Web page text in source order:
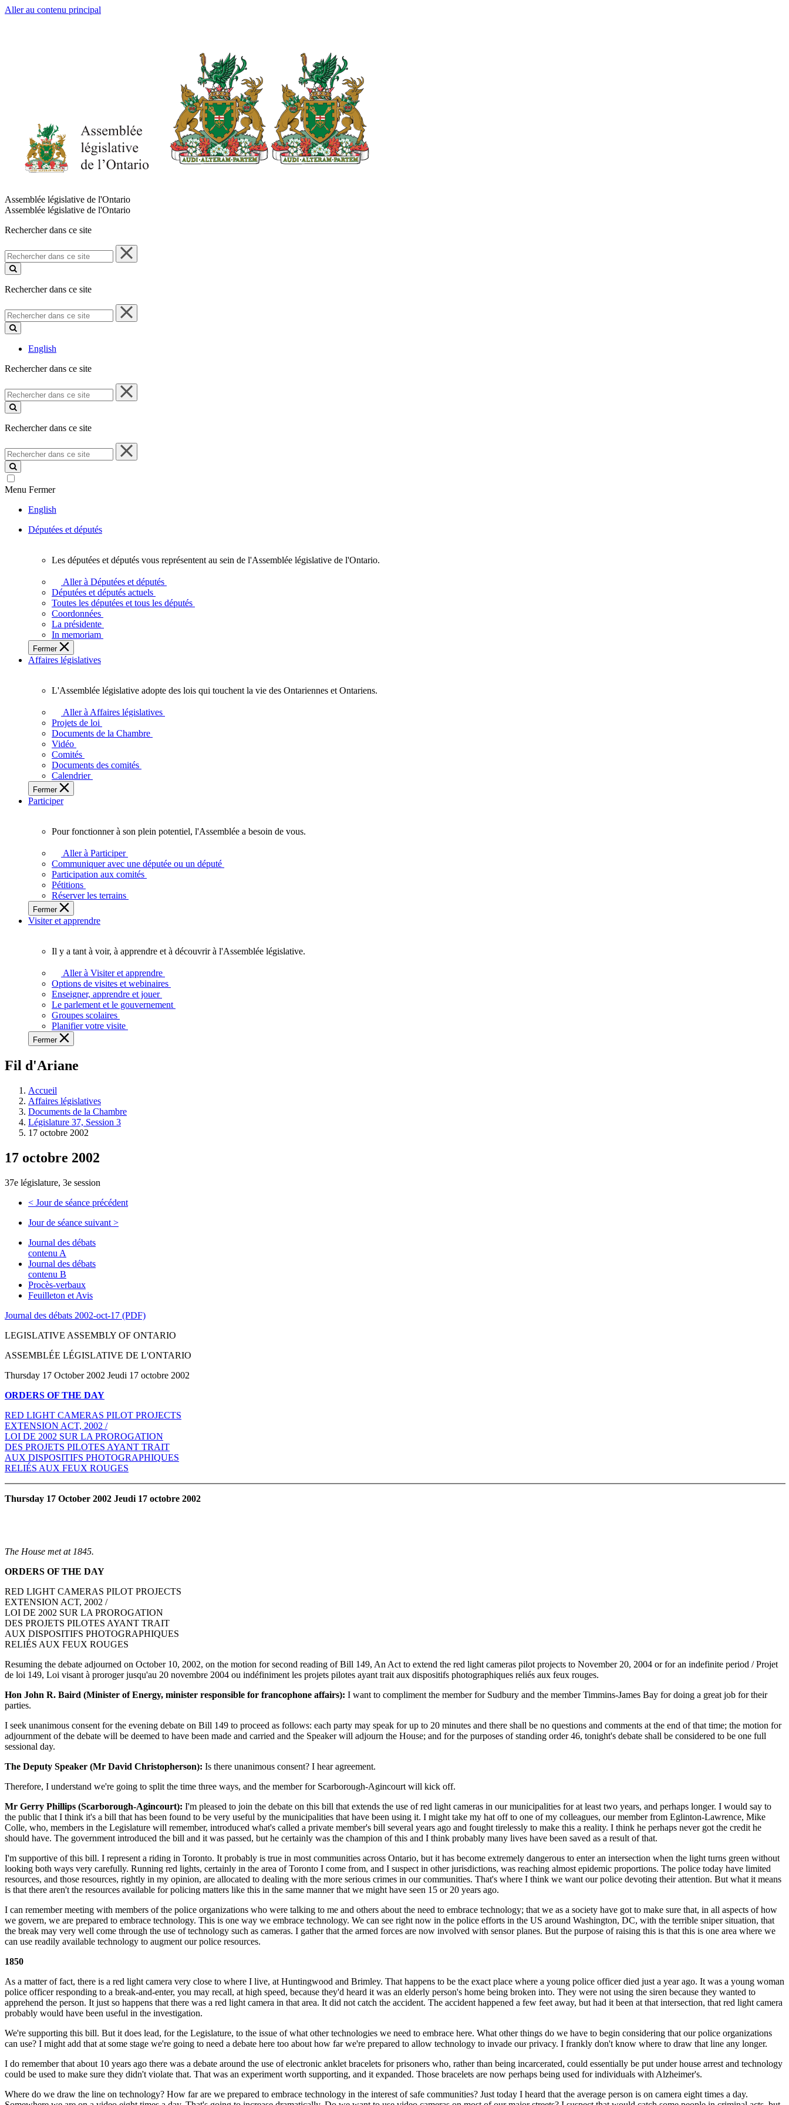
Aller au contenu principal
Assemblée législative de l'Ontario
Assemblée législative de l'Ontario
Rechercher dans ce site
Rechercher
dans
ce
Rechercher dans ce site
Rechercher
dans
ce
English
Rechercher dans ce site
Rechercher
dans
ce
Rechercher dans ce site
Rechercher
dans
ce
site
Menu Fermer
English
Députées et députés
députées
députés
vous
représentent
sein
de
l'Assemblée
l'Ontario.
Les députées et députés vous représentent au sein de l'Assemblée législative de l'Ontario.
Aller à Députées et députés
Députées et députés actuels
Toutes les députées et tous les députés
Coordonnées
La présidente
In memoriam
Fermer
Affaires législatives
législative
adopte
touchent
vie
des
Ontariennes
Ontariens.
L'Assemblée législative adopte des lois qui touchent la vie des Ontariennes et Ontariens.
Aller à Affaires législatives
Projets de loi
Documents de la Chambre
Vidéo
Comités
Documents des comités
Calendrier
Fermer
Participer
fonctionner
plein
potentiel,
l'Assemblée
a
besoin
Pour fonctionner à son plein potentiel, l'Assemblée a besoin de vous.
Aller à Participer
Communiquer avec une députée ou un député
Participation aux comités
Pétitions
Réserver les terrains
Fermer
Visiter et apprendre
voir,
apprendre
et
découvrir
l'Assemblée
législative.
Il y a tant à voir, à apprendre et à découvrir à l'Assemblée législative.
Aller à Visiter et apprendre
Options de visites et webinaires
Enseigner, apprendre et jouer
Le parlement et le gouvernement
Groupes scolaires
Planifier votre visite
Fermer
Fil d'Ariane
Accueil
Affaires législatives
Documents de la Chambre
Législature 37, Session 3
17 octobre 2002
17 octobre 2002
37e législature, 3e session
< Jour de séance précédent
Jour de séance suivant >
Journal des débats
contenu A
Journal des débats
contenu B
Procès-verbaux
Feuilleton et Avis
Journal des débats 2002-oct-17 (PDF)
LEGISLATIVE ASSEMBLY OF ONTARIO
ASSEMBLÉE LÉGISLATIVE DE L'ONTARIO
Thursday 17 October 2002 Jeudi 17 octobre 2002
ORDERS OF THE DAY
RED LIGHT CAMERAS PILOT PROJECTS
EXTENSION ACT, 2002 /
LOI DE 2002 SUR LA PROROGATION
DES PROJETS PILOTES AYANT TRAIT
AUX DISPOSITIFS PHOTOGRAPHIQUES
RELIÉS AUX FEUX ROUGES
Thursday 17 October 2002 Jeudi 17 octobre 2002
The House met at 1845.
ORDERS OF THE DAY
RED LIGHT CAMERAS PILOT PROJECTS
EXTENSION ACT, 2002 /
LOI DE 2002 SUR LA PROROGATION
DES PROJETS PILOTES AYANT TRAIT
AUX DISPOSITIFS PHOTOGRAPHIQUES
RELIÉS AUX FEUX ROUGES
Resuming the debate adjourned on October 10, 2002, on the motion for second reading of Bill 149, An Act to extend the red light cameras pilot projects to November 20, 2004 or for an indefinite period / Projet
de loi 149, Loi visant à proroger jusqu'au 20 novembre 2004 ou indéfiniment les projets pilotes ayant trait aux dispositifs photographiques reliés aux feux rouges.
Hon John R. Baird (Minister of Energy, minister responsible for francophone affairs): I want to compliment the member for Sudbury and the member Timmins-James Bay for doing a great job for their
parties.
I seek unanimous consent for the evening debate on Bill 149 to proceed as follows: each party may speak for up to 20 minutes and there shall be no questions and comments at the end of that time; the motion for
adjournment of the debate will be deemed to have been made and carried and the Speaker will adjourn the House; and for the purposes of standing order 46, tonight's debate shall be considered to be one full
sessional day.
The Deputy Speaker (Mr David Christopherson): Is there unanimous consent? I hear agreement.
Therefore, I understand we're going to split the time three ways, and the member for Scarborough-Agincourt will kick off.
Mr Gerry Phillips (Scarborough-Agincourt): I'm pleased to join the debate on this bill that extends the use of red light cameras in our municipalities for at least two years, and perhaps longer. I would say to
the public that I think it's a bill that has been found to be very useful by the municipalities that have been using it. I might take my hat off to one of my colleagues, our member from Eglinton-Lawrence, Mike
Colle, who, members in the Legislature will remember, introduced what's called a private member's bill several years ago and fought tirelessly to make this a reality. I think he perhaps never got the credit he
should have. The government introduced the bill and it was passed, but he certainly was the champion of this and I think probably many lives have been saved as a result of that.
I'm supportive of this bill. I represent a riding in Toronto. It probably is true in most communities across Ontario, but it has become extremely dangerous to enter an intersection when the light turns green without
looking both ways very carefully. Running red lights, certainly in the area of Toronto I come from, and I suspect in other jurisdictions, was reaching almost epidemic proportions. The police today have limited
resources, and those resources, rightly in my opinion, are allocated to dealing with the more serious crimes in our communities. That's where I think we want our police devoting their attention. But what it means
is that there aren't the resources available for policing matters like this in the same manner that we might have seen 15 or 20 years ago.
I can remember meeting with members of the police organizations who were talking to me and others about the need to embrace technology; that we as a society have got to make sure that, in all aspects of how
we govern, we are prepared to embrace technology. This is one way we embrace technology. We can see right now in the police efforts in the US around Washington, DC, with the terrible sniper situation, that
the break may very well come through the use of technology such as cameras. I gather that the armed forces are now involved with sensor planes. But the purpose of raising this is that this is one area where we
can use readily available technology to augment our police resources.
1850
As a matter of fact, there is a red light camera very close to where I live, at Huntingwood and Brimley. That happens to be the exact place where a young police officer died just a year ago. It was a young woman
police officer responding to a break-and-enter, you may recall, at high speed, because they'd heard it was an elderly person's home being broken into. They were not using the siren because they wanted to
apprehend the person. It just so happens that there was a red light camera in that area. It did not catch the accident. The accident happened a few feet away, but had it been at that intersection, that red light camera
probably would have been useful in the investigation.
We're supporting this bill. But it does lead, for the Legislature, to the issue of what other technologies we need to embrace here. What other things do we have to begin considering that our police organizations
can use? I might add that at some stage we're going to need a debate here too about how far we're prepared to allow technology to invade our privacy. I frankly don't know where to draw that line any longer.
I do remember that about 10 years ago there was a debate around the use of electronic anklet bracelets for prisoners who, rather than being incarcerated, could essentially be put under house arrest and technology
could be used to make sure they didn't violate that. That was an experiment worth supporting, and it expanded. Those bracelets are now perhaps being used for individuals with Alzheimer's.
Where do we draw the line on technology? How far are we prepared to embrace technology in the interest of safe communities? Just today I heard that the average person is on camera eight times a day.